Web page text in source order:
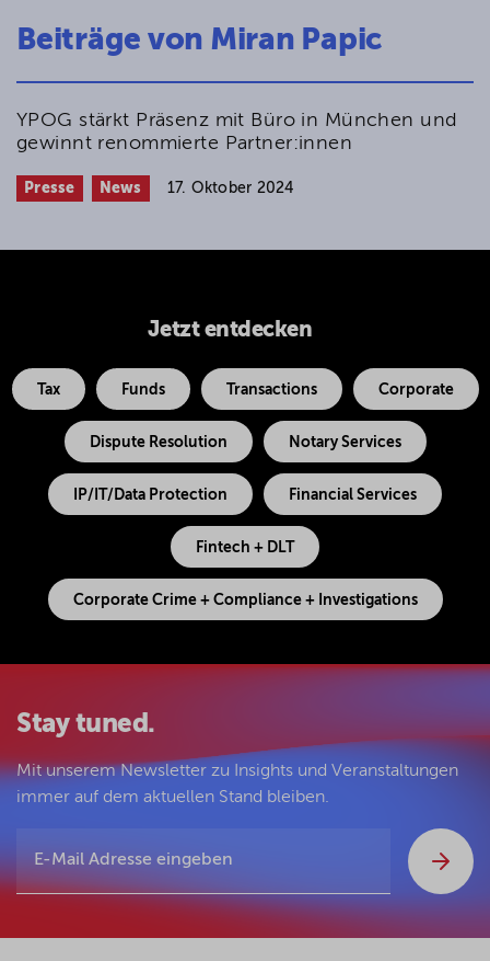
Beiträge von Miran Papic
YPOG stärkt Präsenz mit Büro in München und
gewinnt renommierte Partner:innen
Presse News 17. Oktober 2024
Jetzt entdecken
Tax Funds Transactions Corporate
Dispute Resolution Notary Services
IP/IT/Data Protection Financial Services
Fintech + DLT
Corporate Crime + Compliance + Investigations
Stay tuned.
Mit unserem Newsletter zu Insights und Veranstaltungen
immer auf dem aktuellen Stand bleiben.